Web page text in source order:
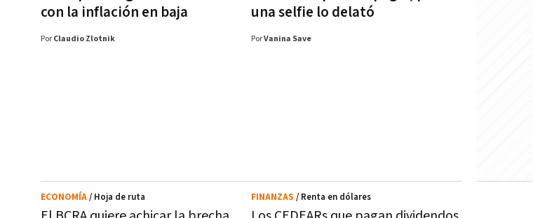
con la inflación en baja
Por Claudio Zlotnik
una selfie lo delató
PorVanina Save
ECONOMÍA/ Hoja de ruta FINANZAS / Renta en dólares